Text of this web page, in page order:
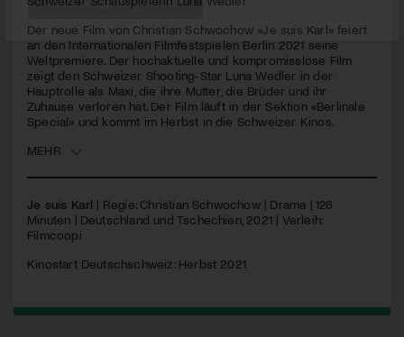
seconds
Der neue Film von Christian Schwochow «Je suis Karl» feiert
an den Internationalen Filmfestspielen Berlin 2021 seine
Weltpremiere. Der hochaktuelle und kompromisslose Film
zeigt den Schweizer Shooting-Star Luna Wedler in der
Hauptrolle als Maxi, die ihre Mutter, die Brüder und ihr
Zuhause verloren hat. Der Film läuft in der Sektion «Berlinale
Special» und kommt im Herbst in die Schweizer Kinos.
MEHR
Je suis Karl | Regie: Christian Schwochow | Drama | 126
Minuten | Deutschland und Tschechien, 2021 | Verleih:
Filmcoopi
Kinostart Deutschschweiz: Herbst 2021
Jetzt Mitglied werden